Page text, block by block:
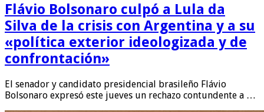
Flávio Bolsonaro culpó a Lula da
Silva de la crisis con Argentina y a su
«política exterior ideologizada y de
confrontación»
El senador y candidato presidencial brasileño Flávio
Bolsonaro expresó este jueves un rechazo contundente a …